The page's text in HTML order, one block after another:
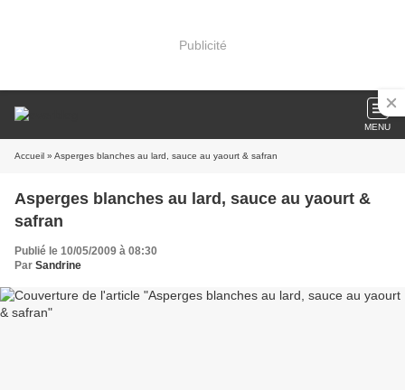
Publicité
MENU
Accueil » Asperges blanches au lard, sauce au yaourt & safran
Asperges blanches au lard, sauce au yaourt &
safran
Publié le 10/05/2009 à 08:30
Par Sandrine